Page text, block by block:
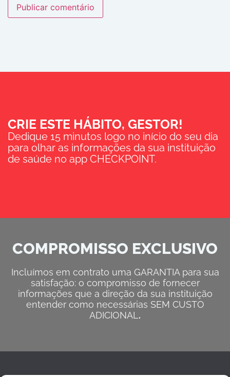
CRIE ESTE HÁBITO, GESTOR!
Dedique 15 minutos logo no início do seu dia
para olhar as informações da sua instituição
de saúde no app CHECKPOINT.
COMPROMISSO EXCLUSIVO
Incluímos em contrato uma GARANTIA para sua
satisfação: o compromisso de fornecer
informações que a direção da sua instituição
entender como necessárias SEM CUSTO
ADICIONAL.